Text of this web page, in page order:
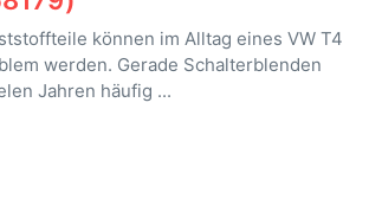
können im Alltag eines VW T4
werden. Gerade Schalterblenden
Jahren häufig ...